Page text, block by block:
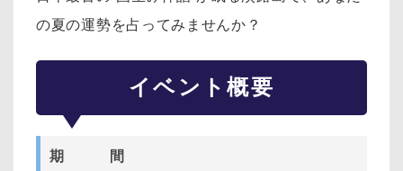
の夏の運勢を占ってみませんか？
イベント概要
期 間